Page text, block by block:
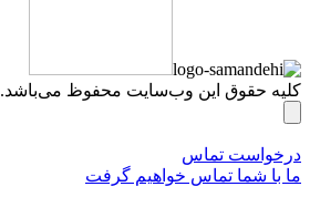
کلیه حقوق این وب‌سایت محفوظ می‌باشد. 2000-2026
درخواست تماس
ما با شما تماس خواهیم گرفت